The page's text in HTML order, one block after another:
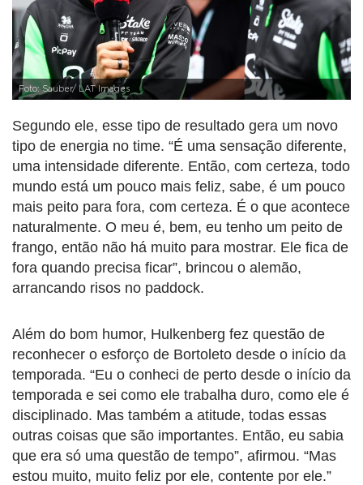
Foto: Sauber/ LAT Images
Segundo ele, esse tipo de resultado gera um novo
tipo de energia no time. “É uma sensação diferente,
uma intensidade diferente. Então, com certeza, todo
mundo está um pouco mais feliz, sabe, é um pouco
mais peito para fora, com certeza. É o que acontece
naturalmente. O meu é, bem, eu tenho um peito de
frango, então não há muito para mostrar. Ele fica de
fora quando precisa ficar”, brincou o alemão,
arrancando risos no paddock.
Além do bom humor, Hulkenberg fez questão de
reconhecer o esforço de Bortoleto desde o início da
temporada. “Eu o conheci de perto desde o início da
temporada e sei como ele trabalha duro, como ele é
disciplinado. Mas também a atitude, todas essas
outras coisas que são importantes. Então, eu sabia
que era só uma questão de tempo”, afirmou. “Mas
estou muito, muito feliz por ele, contente por ele.”